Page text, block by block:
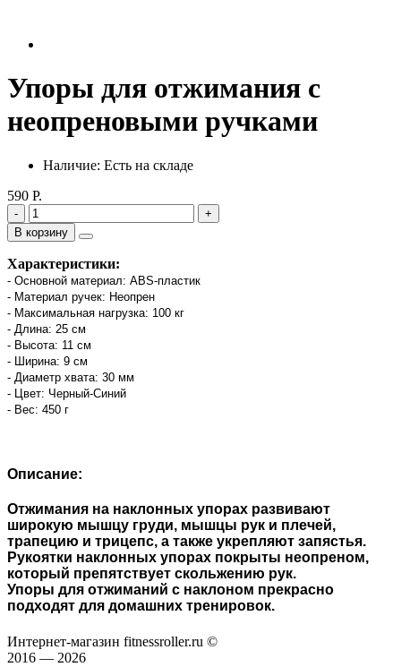
Упоры для отжимания с
неопреновыми ручками
Наличие: Есть на складе
590 Р.
-
+
В корзину
Характеристики:
- Основной материал: ABS-пластик
- Материал ручек: Неопрен
- Максимальная нагрузка: 100 кг
- Длина: 25 см
- Высота: 11 см
- Ширина: 9 см
- Диаметр хвата: 30 мм
- Цвет: Черный-Синий
- Вес: 450 г
Описание:
Отжимания на наклонных упорах развивают
широкую мышцу груди, мышцы рук и плечей,
трапецию и трицепс, а также укрепляют запястья.
Рукоятки наклонных упорах покрыты неопреном,
который препятствует скольжению рук.
Упоры для отжиманий с наклоном прекрасно
подходят для домашних тренировок.
Интернет-магазин fitnessroller.ru ©
2016 — 2026